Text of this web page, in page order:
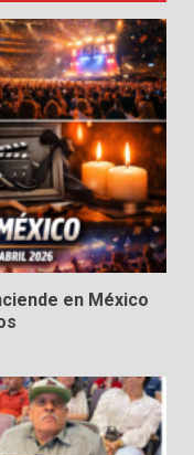
en México